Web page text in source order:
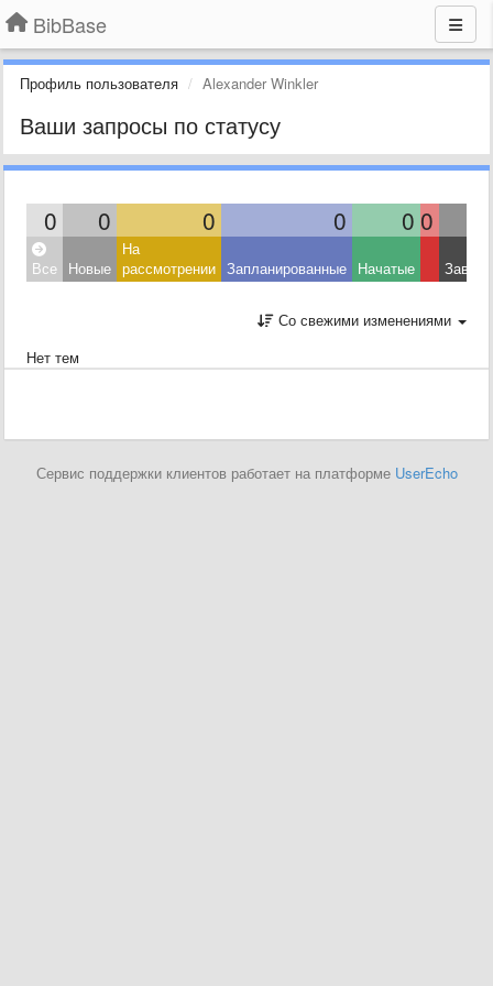
BibBase
Профиль пользователя Alexander Winkler
Ваши запросы по статусу
0 0 0 0 0 0
Все Новые
На
рассмотрении Запланированные Начатые
Со свежими изменениями
Нет тем
Сервис поддержки клиентов работает на платформе UserEcho